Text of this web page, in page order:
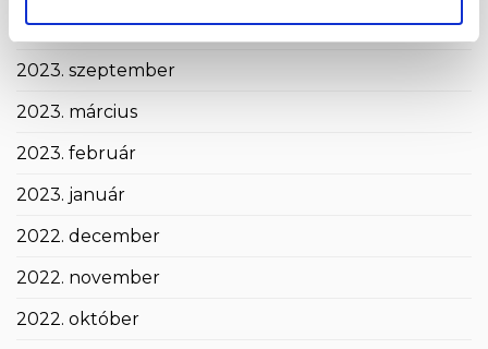
2023. december
2023. szeptember
2023. március
2023. február
2023. január
2022. december
2022. november
2022. október